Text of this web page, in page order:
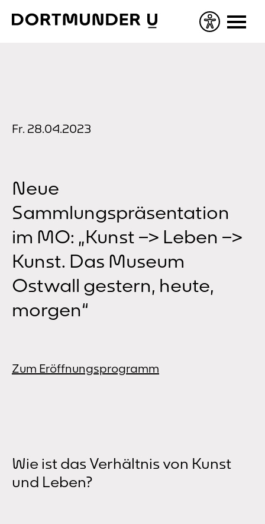
Fr. 28.04.2023
Neue
Sammlungspräsentation
im MO: „Kunst –> Leben –>
Kunst. Das Museum
Ostwall gestern, heute,
morgen“
Zum Eröffnungsprogramm
Wie ist das Verhältnis von Kunst
und Leben?